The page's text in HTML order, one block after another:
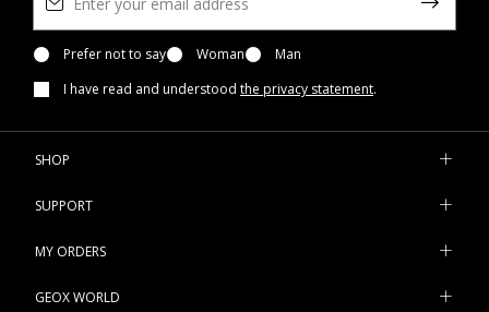
Prefer not to say Woman
Man
I have read and understood the privacy statement.
SHOP
SUPPORT
MY ORDERS
GEOX WORLD